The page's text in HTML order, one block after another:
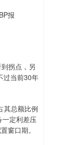
报
拐点，另
过当前30年
其总额比例
一定利差压
窗口期。